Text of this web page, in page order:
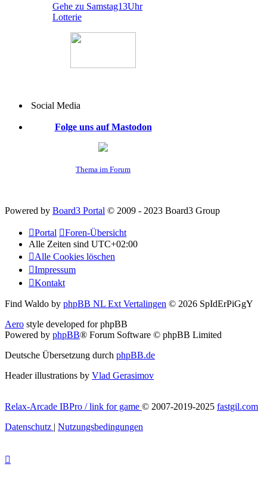
Gehe zu Samstag13Uhr
Lotterie
Social Media
Folge uns auf Mastodon
Thema im Forum
Powered by Board3 Portal © 2009 - 2023 Board3 Group
Portal
Foren-Übersicht
Alle Zeiten sind UTC+02:00
Alle Cookies löschen
Impressum
Kontakt
Find Waldo by phpBB NL Ext Vertalingen © 2026 SpIdErPiGgY
Aero style developed for phpBB
Powered by phpBB® Forum Software © phpBB Limited
Deutsche Übersetzung durch phpBB.de
Header illustrations by Vlad Gerasimov
Relax-Arcade IBPro / link for game © 2007-2019-2025 fastgil.com
Datenschutz | Nutzungsbedingungen